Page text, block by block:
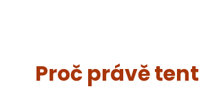
Proč právě